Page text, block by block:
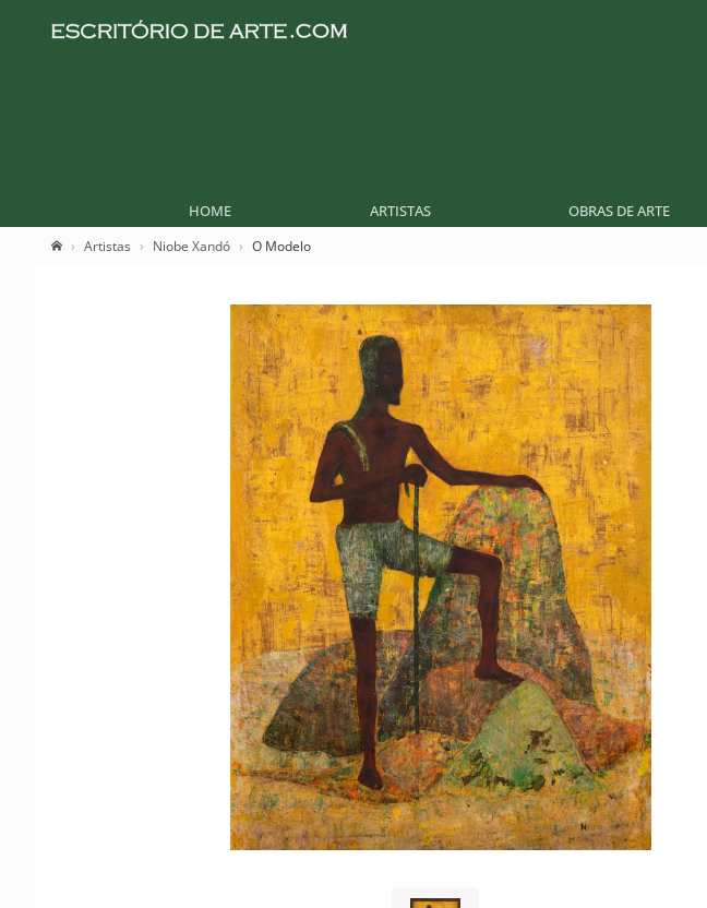
HOME ARTISTAS OBRAS DE ARTE
Artistas Niobe Xandó O Modelo